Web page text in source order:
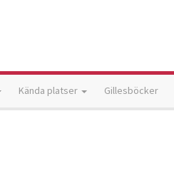
Kända platser Gillesböcker